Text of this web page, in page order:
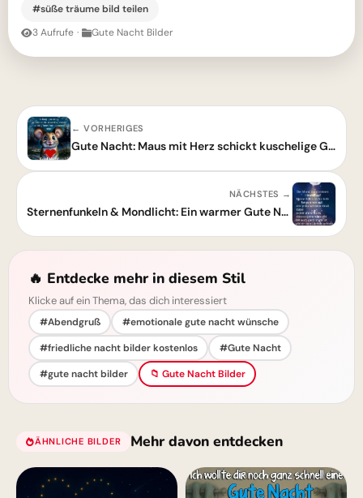
#süße träume bild teilen
3 Aufrufe · Gute Nacht Bilder
← VORHERIGES
Gute Nacht: Maus mit Herz schickt kuschelige Grüße für süße Träume!
NÄCHSTES →
Sternenfunkeln & Mondlicht: Ein warmer Gute Nacht Gruß von Herz zu Herz
🔥 Entdecke mehr in diesem Stil
Klicke auf ein Thema, das dich interessiert
#Abendgruß
#emotionale gute nacht wünsche
#friedliche nacht bilder kostenlos
#Gute Nacht
#gute nacht bilder
📁 Gute Nacht Bilder
ÄHNLICHE BILDER Mehr davon entdecken